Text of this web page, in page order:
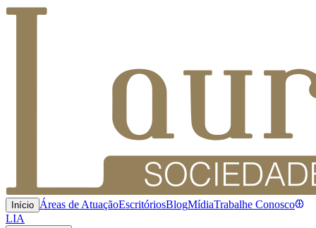
Início Áreas de AtuaçãoEscritóriosBlogMídiaTrabalhe Conosco
LIA